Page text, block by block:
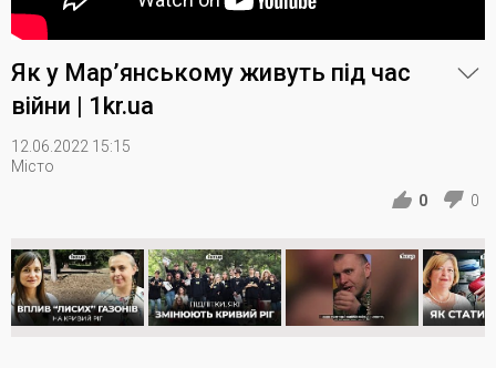
Як у Мар’янському живуть під час
війни | 1kr.ua
12.06.2022 15:15
Місто
0
0